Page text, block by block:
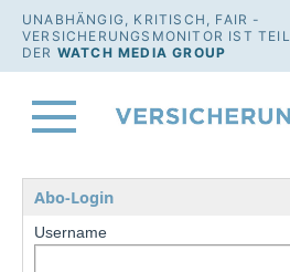
UNABHÄNGIG, KRITISCH, FAIR -
VERSICHERUNGSMONITOR IST TEIL
DER WATCH MEDIA GROUP
Abo-Login
Username